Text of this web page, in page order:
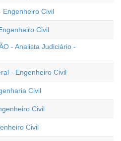
Engenheiro Civil
Civil
- Analista Judiciário -
- Engenheiro Civil
Civil
Civil
Civil